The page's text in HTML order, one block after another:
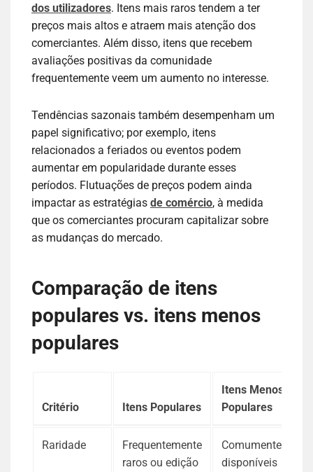
dos utilizadores. Itens mais raros tendem a ter
preços mais altos e atraem mais atenção dos
comerciantes. Além disso, itens que recebem
avaliações positivas da comunidade
frequentemente veem um aumento no interesse.
Tendências sazonais também desempenham um
papel significativo; por exemplo, itens
relacionados a feriados ou eventos podem
aumentar em popularidade durante esses
períodos. Flutuações de preços podem ainda
impactar as estratégias de comércio, à medida
que os comerciantes procuram capitalizar sobre
as mudanças do mercado.
Comparação de itens
populares vs. itens menos
populares
Critério Itens Populares
Itens Menos
Populares
Raridade
Frequentemente
raros ou edição
Comumente
disponíveis